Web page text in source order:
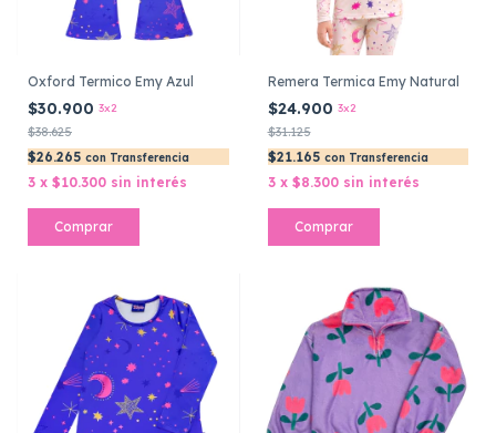
Oxford Termico Emy Azul
$30.900 3x2
$38.625
$26.265 con Transferencia
3 x $10.300 sin interés
Comprar
Remera Termica Emy Natural
$24.900 3x2
$31.125
$21.165 con Transferencia
3 x $8.300 sin interés
Comprar